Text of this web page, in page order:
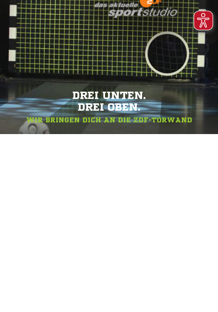
DREI UNTEN.
DREI OBEN.
WIR BRINGEN DICH AN DIE ZDF-TORWAND